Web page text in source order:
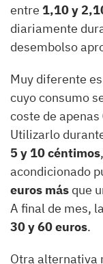
entre 1,10 y
diariamente
desembolso
Muy diferente
cuyo consumo
coste de apenas
Utilizarlo
5 y 10 céntimos
acondicionado
euros más que
A final de mes,
30 y 60 euros.
Otra alternativa